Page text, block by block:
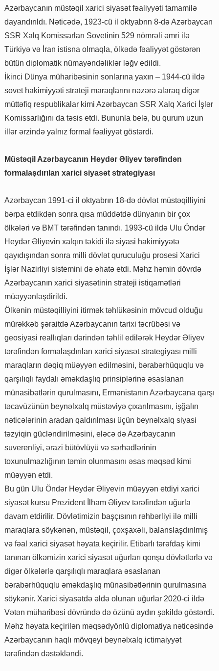
Azərbaycanın müstəqil xarici siyasət fəaliyyəti tamamilə
dayandırıldı. Nəticədə, 1923-cü il oktyabrın 8-də Azərbaycan
SSR Xalq Komissarları Sovetinin 529 nömrəli əmri ilə
Türkiyə və İran istisna olmaqla, ölkədə fəaliyyət göstərən
bütün diplomatik nümayəndəliklər ləğv edildi.
İkinci Dünya müharibəsinin sonlarına yaxın – 1944-cü ildə
sovet hakimiyyəti strateji maraqlarını nəzərə alaraq digər
müttəfiq respublikalar kimi Azərbaycan SSR Xalq Xarici İşlər
Komissarlığını da təsis etdi. Bununla belə, bu qurum uzun
illər ərzində yalnız formal fəaliyyət göstərdi.
Müstəqil Azərbaycanın Heydər Əliyev tərəfindən
formalaşdırılan xarici siyasət strategiyası
Azərbaycan 1991-ci il oktyabrın 18-də dövlət müstəqilliyini
bərpa etdikdən sonra qısa müddətdə dünyanın bir çox
ölkələri və BMT tərəfindən tanındı. 1993-cü ildə Ulu Öndər
Heydər Əliyevin xalqın təkidi ilə siyasi hakimiyyətə
qayıdışından sonra milli dövlət quruculuğu prosesi Xarici
İşlər Nazirliyi sistemini də əhatə etdi. Məhz həmin dövrdə
Azərbaycanın xarici siyasətinin strateji istiqamətləri
müəyyənləşdirildi.
Ölkənin müstəqilliyini itirmək təhlükəsinin mövcud olduğu
mürəkkəb şəraitdə Azərbaycanın tarixi təcrübəsi və
geosiyasi reallıqları dərindən təhlil edilərək Heydər Əliyev
tərəfindən formalaşdırılan xarici siyasət strategiyası milli
maraqların dəqiq müəyyən edilməsini, bərabərhüquqlu və
qarşılıqlı faydalı əməkdaşlıq prinsiplərinə əsaslanan
münasibətlərin qurulmasını, Ermənistanın Azərbaycana qarşı
təcavüzünün beynəlxalq müstəviyə çıxarılmasını, işğalın
nəticələrinin aradan qaldırılması üçün beynəlxalq siyasi
təzyiqin gücləndirilməsini, eləcə də Azərbaycanın
suverenliyi, ərazi bütövlüyü və sərhədlərinin
toxunulmazlığının təmin olunmasını əsas məqsəd kimi
müəyyən etdi.
Bu gün Ulu Öndər Heydər Əliyevin müəyyən etdiyi xarici
siyasət kursu Prezident İlham Əliyev tərəfindən uğurla
davam etdirilir. Dövlətimizin başçısının rəhbərliyi ilə milli
maraqlara söykənən, müstəqil, çoxşaxəli, balanslaşdırılmış
və fəal xarici siyasət həyata keçirilir. Etibarlı tərəfdaş kimi
tanınan ölkəmizin xarici siyasət uğurları qonşu dövlətlərlə və
digər ölkələrlə qarşılıqlı maraqlara əsaslanan
bərabərhüquqlu əməkdaşlıq münasibətlərinin qurulmasına
söykənir. Xarici siyasətdə əldə olunan uğurlar 2020-ci ildə
Vətən müharibəsi dövründə də özünü aydın şəkildə göstərdi.
Məhz həyata keçirilən məqsədyönlü diplomatiya nəticəsində
Azərbaycanın haqlı mövqeyi beynəlxalq ictimaiyyət
tərəfindən dəstəkləndi.